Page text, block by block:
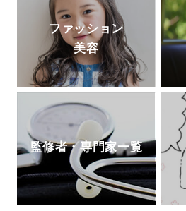
ファッション
美容
監修者・専門家一覧